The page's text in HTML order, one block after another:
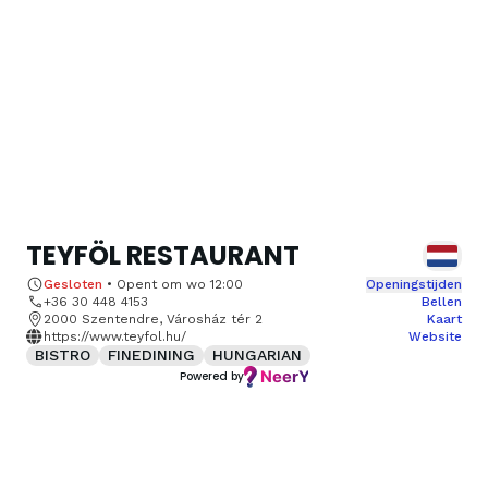
TEYFÖL RESTAURANT
Gesloten • Opent om wo 12:00
Openingstijden
+36 30 448 4153
Bellen
2000 Szentendre, Városház tér 2
Kaart
https://www.teyfol.hu/
Website
BISTRO FINEDINING HUNGARIAN
Powered by